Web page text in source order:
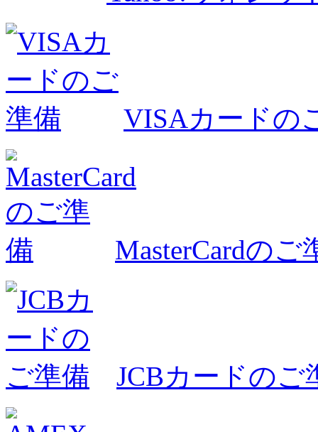
VISAカードの
MasterCardのご
JCBカードのご